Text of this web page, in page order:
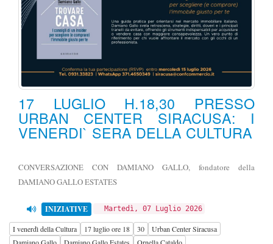
17 LUGLIO H.18,30 PRESSO
URBAN CENTER SIRACUSA: I
VENERDI` SERA DELLA CULTURA
CONVERSAZIONE CON DAMIANO GALLO, fondatore della
DAMIANO GALLO ESTATES
INIZIATIVE Martedì, 07 Luglio 2026
I venerdì della Cultura 17 luglio ore 18 30
Urban Center Siracusa
Damiano Gallo
Damiano Gallo Estates
Ornella Cataldo